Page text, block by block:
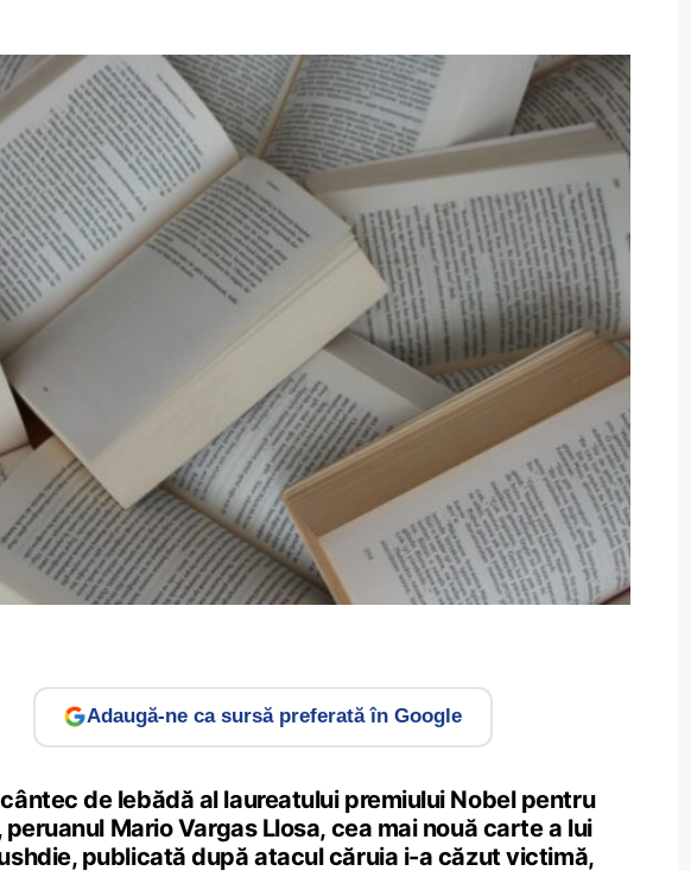
Adaugă-ne ca sursă preferată în Google
de lebădă al laureatului premiului Nobel pentru
Mario Vargas Llosa, cea mai nouă carte a lui
publicată după atacul căruia i-a căzut victimă,